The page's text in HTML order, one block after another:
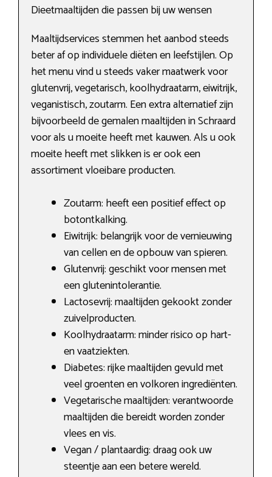
Dieetmaaltijden die passen bij uw wensen
Maaltijdservices stemmen het aanbod steeds
beter af op individuele diëten en leefstijlen. Op
het menu vind u steeds vaker maatwerk voor
glutenvrij, vegetarisch, koolhydraatarm, eiwitrijk,
veganistisch, zoutarm. Een extra alternatief zijn
bijvoorbeeld de gemalen maaltijden in Schraard
voor als u moeite heeft met kauwen. Als u ook
moeite heeft met slikken is er ook een
assortiment vloeibare producten.
Zoutarm: heeft een positief effect op
botontkalking.
Eiwitrijk: belangrijk voor de vernieuwing
van cellen en de opbouw van spieren.
Glutenvrij: geschikt voor mensen met
een glutenintolerantie.
Lactosevrij: maaltijden gekookt zonder
zuivelproducten.
Koolhydraatarm: minder risico op hart-
en vaatziekten.
Diabetes: rijke maaltijden gevuld met
veel groenten en volkoren ingrediënten.
Vegetarische maaltijden: verantwoorde
maaltijden die bereidt worden zonder
vlees en vis.
Vegan / plantaardig: draag ook uw
steentje aan een betere wereld.